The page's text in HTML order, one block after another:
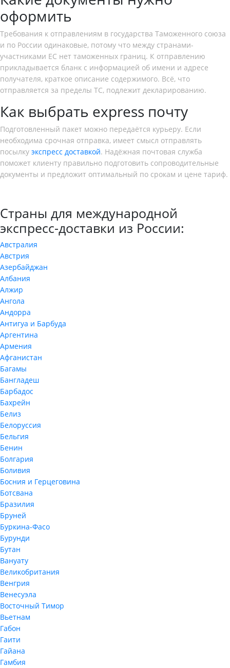
оформить
Требования к отправлениям в государства Таможенного союза
и по России одинаковые, потому что между странами-
участниками ЕС нет таможенных границ. К отправлению
прикладывается бланк с информацией об имени и адресе
получателя, краткое описание содержимого. Всё, что
отправляется за пределы ТС, подлежит декларированию.
Как выбрать express почту
Подготовленный пакет можно передаётся курьеру. Если
необходима срочная отправка, имеет смысл отправлять
посылку экспресс доставкой. Надёжная почтовая служба
поможет клиенту правильно подготовить сопроводительные
документы и предложит оптимальный по срокам и цене тариф.
Страны для международной
экспресс-доставки из России:
Австралия
Австрия
Азербайджан
Албания
Алжир
Ангола
Андорра
Антигуа и Барбуда
Аргентина
Армения
Афганистан
Багамы
Бангладеш
Барбадос
Бахрейн
Белиз
Белоруссия
Бельгия
Бенин
Болгария
Боливия
Босния и Герцеговина
Ботсвана
Бразилия
Бруней
Буркина-Фасо
Бурунди
Бутан
Вануату
Великобритания
Венгрия
Венесуэла
Восточный Тимор
Вьетнам
Габон
Гаити
Гайана
Гамбия